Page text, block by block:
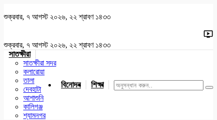
শুক্রবার, ৭ আগস্ট ২০২৬, ২২ শ্রাবণ ১৪৩৩
শুক্রবার, ৭ আগস্ট ২০২৬, ২২ শ্রাবণ ১৪৩৩
সাতক্ষীরা
সাতক্ষীরা সদর
কলারোয়া
তালা
দেবহাটা
আশাশুনি
কালিগঞ্জ
শ্যামনগর
বিনোদন শিক্ষা খেলাধুলা জাতীয় যশোর